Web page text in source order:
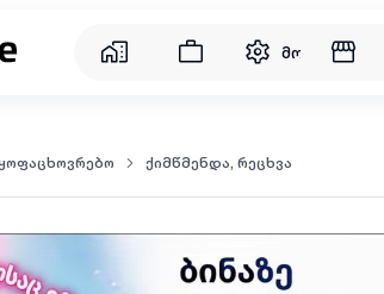
მომსახურება
ქიმწმენდა, რეცხვა